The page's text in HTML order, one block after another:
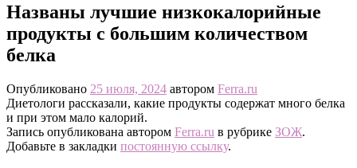
Названы лучшие низкокалорийные
продукты с большим количеством
белка
Опубликовано 25 июля, 2024 автором Ferra.ru
Диетологи рассказали, какие продукты содержат много белка
и при этом мало калорий.
Запись опубликована автором Ferra.ru в рубрике ЗОЖ.
Добавьте в закладки постоянную ссылку.